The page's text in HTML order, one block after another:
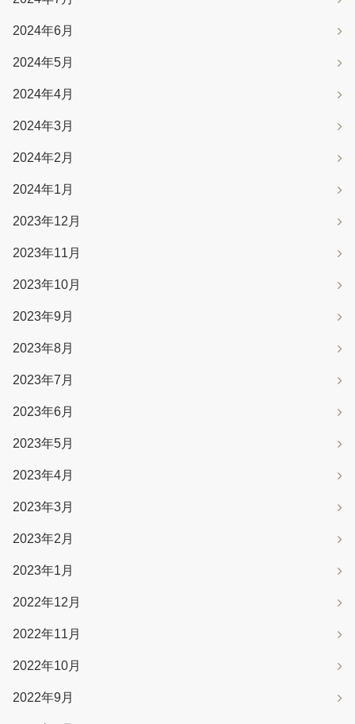
2024年6月
2024年5月
2024年4月
2024年3月
2024年2月
2024年1月
2023年12月
2023年11月
2023年10月
2023年9月
2023年8月
2023年7月
2023年6月
2023年5月
2023年4月
2023年3月
2023年2月
2023年1月
2022年12月
2022年11月
2022年10月
2022年9月